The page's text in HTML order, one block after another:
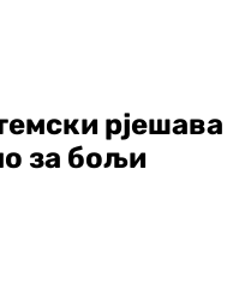
рјешава
за бољи